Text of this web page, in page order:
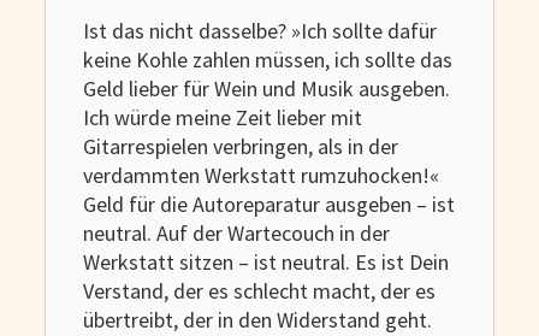
Ist das nicht dasselbe? »Ich sollte dafür
keine Kohle zahlen müssen, ich sollte das
Geld lieber für Wein und Musik ausgeben.
Ich würde meine Zeit lieber mit
Gitarrespielen verbringen, als in der
verdammten Werkstatt rumzuhocken!«
Geld für die Autoreparatur ausgeben – ist
neutral. Auf der Wartecouch in der
Werkstatt sitzen – ist neutral. Es ist Dein
Verstand, der es schlecht macht, der es
übertreibt, der in den Widerstand geht.